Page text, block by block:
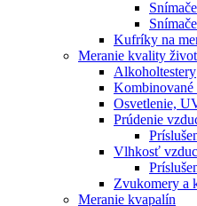
Kufríky na
Meranie kvality
Alkoholtestery
Kombinované
Osvetlenie,
Prúdenie
Vlhkosť
Zvukomery a
Meranie kvapalín